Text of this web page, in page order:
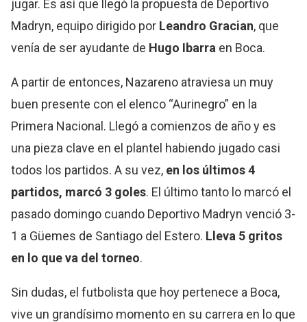
jugar. Es así que llegó la propuesta de Deportivo
Madryn, equipo dirigido por Leandro Gracian, que
venía de ser ayudante de Hugo Ibarra en Boca.
A partir de entonces, Nazareno atraviesa un muy
buen presente con el elenco “Aurinegro” en la
Primera Nacional. Llegó a comienzos de año y es
una pieza clave en el plantel habiendo jugado casi
todos los partidos. A su vez, en los últimos 4
partidos, marcó 3 goles. El último tanto lo marcó el
pasado domingo cuando Deportivo Madryn venció 3-
1 a Güemes de Santiago del Estero. Lleva 5 gritos
en lo que va del torneo.
Sin dudas, el futbolista que hoy pertenece a Boca,
vive un grandísimo momento en su carrera en lo que